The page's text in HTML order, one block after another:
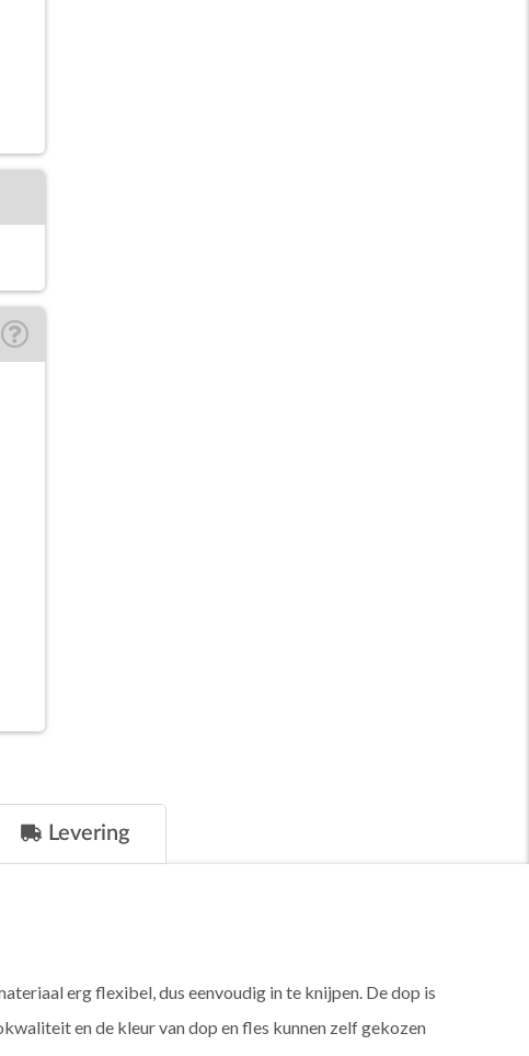
Levering
erg flexibel, dus eenvoudig in te knijpen. De dop is
en de kleur van dop en fles kunnen zelf gekozen